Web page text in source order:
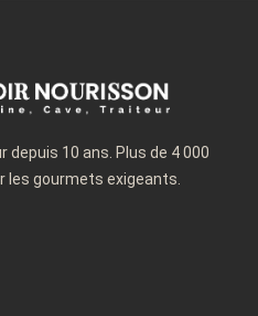
10 ans. Plus de 4 000
gourmets exigeants.